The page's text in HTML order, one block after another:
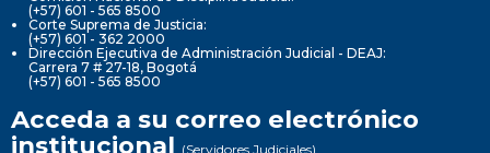
(+57) 601 - 565 8500
Corte Suprema de Justicia:
(+57) 601 - 362 2000
Dirección Ejecutiva de Administración Judicial - DEAJ:
Carrera 7 # 27-18, Bogotá
(+57) 601 - 565 8500
Acceda a su correo electrónico
institucional (Servidores Judiciales)